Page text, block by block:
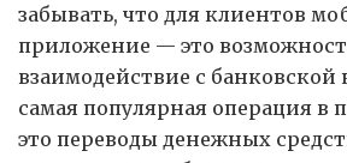
забывать, что для клиентов
приложение — это
взаимодействие с
самая популярная операция
это переводы денежных